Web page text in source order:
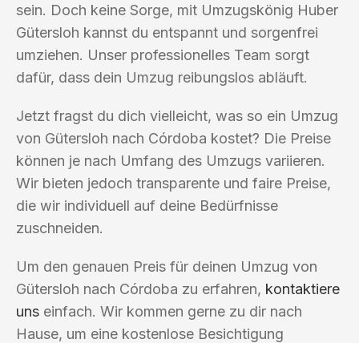
sein. Doch keine Sorge, mit Umzugskönig Huber
Gütersloh kannst du entspannt und sorgenfrei
umziehen. Unser professionelles Team sorgt
dafür, dass dein Umzug reibungslos abläuft.
Jetzt fragst du dich vielleicht, was so ein Umzug
von Gütersloh nach Córdoba kostet? Die Preise
können je nach Umfang des Umzugs variieren.
Wir bieten jedoch transparente und faire Preise,
die wir individuell auf deine Bedürfnisse
zuschneiden.
Um den genauen Preis für deinen Umzug von
Gütersloh nach Córdoba zu erfahren, kontaktiere
uns einfach. Wir kommen gerne zu dir nach
Hause, um eine kostenlose Besichtigung